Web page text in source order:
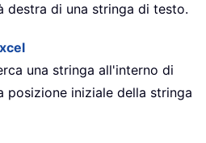
destra di una stringa di testo.
una stringa all'interno di
posizione iniziale della stringa